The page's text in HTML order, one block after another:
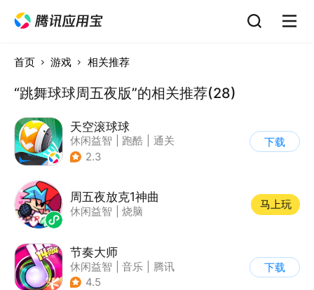
首页 游戏 相关推荐
“跳舞球球周五夜版”的相关推荐(28)
天空滚球球
休闲益智 跑酷
通关
2.3
下载
周五夜放克1神曲
休闲益智 烧脑
马上玩
节奏大师
休闲益智 音乐
腾讯
4.5
下载